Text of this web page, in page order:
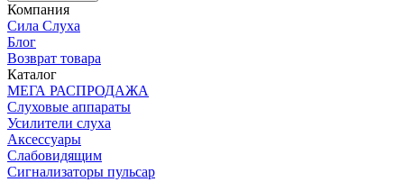
Компания
Сила Слуха
Блог
Возврат товара
Каталог
МЕГА РАСПРОДАЖА
Слуховые аппараты
Усилители слуха
Аксессуары
Слабовидящим
Сигнализаторы пульсар